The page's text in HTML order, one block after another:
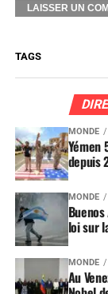
TAGS
MONDE
Yémen
depuis
MONDE
loi sur
MONDE
Au